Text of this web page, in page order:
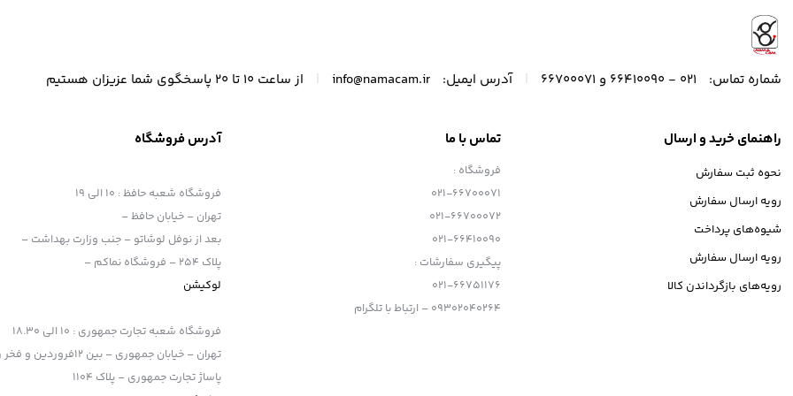
یک پایه کفشک سرد برای تثبیت نور ویدئویی فشرده یا میکروفون در آن تعبیه شده است.
شماره تماس: 021 - 66410090 و 66700071 آدرس ایمیل: info@namacam.ir از ساعت 10 تا 20 پاسخگوی شما عزیزان هستیم
راهنمای خرید و ارسال
نحوه ثبت سفارش
رویه ارسال سفارش
شیوه‌های پرداخت
رویه ارسال سفارش
رویه‌های بازگرداندن کالا
تماس با ما
فروشگاه :
021-66700071
021-66700072
021-66410090
پیگیری سفارشات :
021-66751176
09302040264 – ارتباط با تلگرام
آدرس فروشگاه
فروشگاه شعبه حافظ: 10 الی 19
تهران – خیابان حافظ –
بعد از نوفل لوشاتو – جنب وزارت بهداشت –
پلاک 254 – فروشگاه نماکم –
لوکیشن
فروشگاه شعبه تجارت جمهوری : 10 الی 18.30
تهران – خیابان جمهوری – بین 12فروردین و فخر رازی
پاساژ تجارت جمهوری – پلاک 1104